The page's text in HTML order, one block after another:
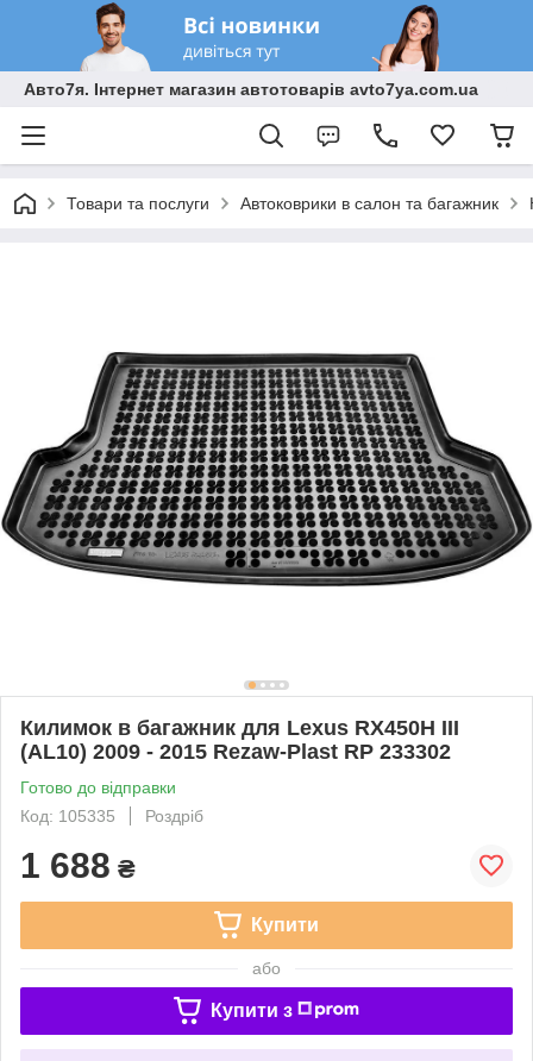
Авто7я. Інтернет магазин автотоварів avto7ya.com.ua
Товари та послуги Автоковрики в салон та багажник
Килимок в багажник для Lexus RX450H III
(AL10) 2009 - 2015 Rezaw-Plast RP 233302
Готово до відправки
Код: 105335
Роздріб
1 688 ₴
Купити
або
Купити з